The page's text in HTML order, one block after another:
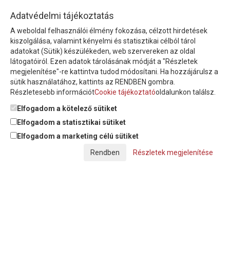
HÍRLEVÉL
Íratkozzon fel hírlevelünkre!
Feliratkozom a hírlevélre és nyilatkozom, hogy azadatkezelési
tájékoztatót elolvastam, megismertem és elfogadom.
© Copyright Triász-Tömlő Kft. | Minden jog fenntartva!
Adatvédelmi tájékoztatás
A weboldal felhasználói élmény fokozása, célzott hirdetések
kiszolgálása, valamint kényelmi és statisztikai célból tárol
adatokat (Sütik) készülékeden, web szervereken az oldal
látogatóiról. Ezen adatok tárolásának módját a "Részletek
megjelenítése"-re kattintva tudod módosítani. Ha hozzájárulsz a
sütik használatához, kattints az RENDBEN gombra.
Részletesebb információtCookie tájékoztatóoldalunkon találsz.
Elfogadom a kötelező sütiket
Elfogadom a statisztikai sütiket
Elfogadom a marketing célú sütiket
Részletek megjelenítése